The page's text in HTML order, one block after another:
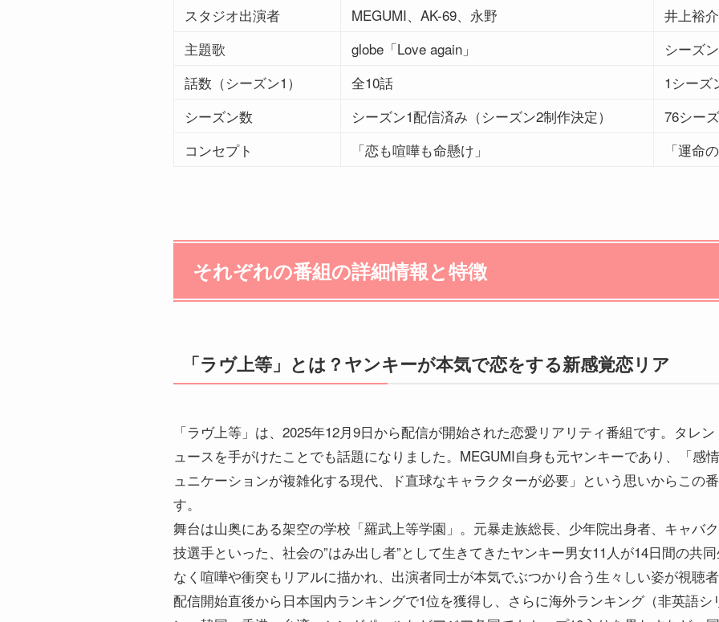
スタジオ出演者
MEGUMI、AK-69、永野
井上裕
主題歌
globe「Love again」
シーズ
話数（シーズン1）
全10話
1シーズ
シーズン数
シーズン1配信済み（シーズン2制作決定）
76シー
コンセプト
「恋も喧嘩も命懸け」 「運命
それぞれの番組の詳細情報と特徴
「ラヴ上等」とは？ヤンキーが本気で恋をする新感覚恋リア
「ラヴ上等」は、2025年12月9日から配信が開始された恋愛リアリティ番組です。タレ
ュースを手がけたことでも話題になりました。MEGUMI自身も元ヤンキーであり、「感
ュニケーションが複雑化する現代、ド直球なキャラクターが必要」という思いからこの
す。
舞台は山奥にある架空の学校「羅武上等学園」。元暴走族総長、少年院出身者、キャバ
技選手といった、社会の”はみ出し者”として生きてきたヤンキー男女11人が14日間の共
なく喧嘩や衝突もリアルに描かれ、出演者同士が本気でぶつかり合う生々しい姿が視聴
配信開始直後から日本国内ランキングで1位を獲得し、さらに海外ランキング（非英語